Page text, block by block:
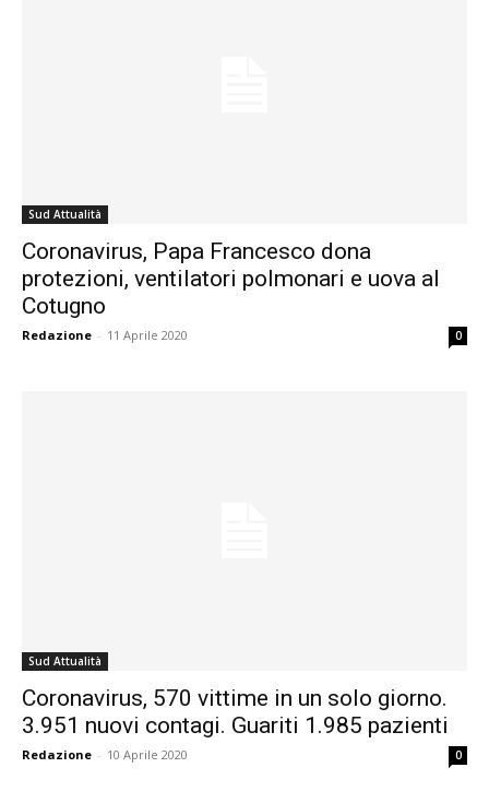
Sud Attualità
Coronavirus, Papa Francesco dona
protezioni, ventilatori polmonari e uova al
Cotugno
Redazione - 11 Aprile 2020 0
Sud Attualità
Coronavirus, 570 vittime in un solo giorno.
3.951 nuovi contagi. Guariti 1.985 pazienti
Redazione - 10 Aprile 2020 0